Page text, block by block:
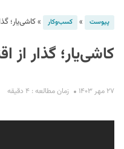
پیوست » کسب‌و‌کار »کاشی‌یار؛
کاشی‌یار؛ گذار از
۲۷ مهر ۱۴۰۳ زمان مطالعه : ۴ دقیقه